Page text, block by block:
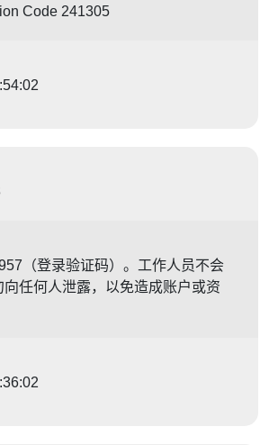
Code 241305
（登录验证码）。工作人员不会
向任何人泄露，以免造成账户或资